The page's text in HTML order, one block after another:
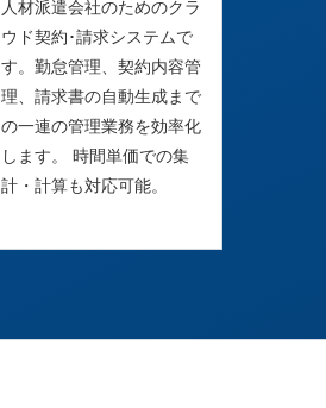
人材派遣会社のためのクラ
ウド契約･請求システムで
す。勤怠管理、契約内容管
理、請求書の自動生成まで
の一連の管理業務を効率化
します。 時間単価での集
計・計算も対応可能。